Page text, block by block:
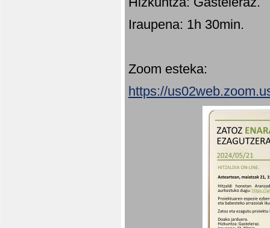
Iraupena: 1h 30min.
Zoom esteka:
https://